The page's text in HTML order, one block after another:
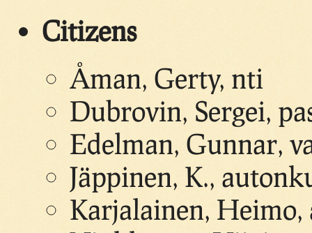
Citizens
Åman, Gerty, nti
Dubrovin, Sergei,
Edelman, Gunnar,
Jäppinen, K.,
Karjalainen,